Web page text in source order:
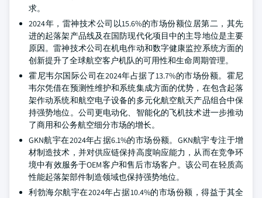
求。
2024年，雷神技术公司以15.6%的市场份额位居第二，其先
进的起落架产品线及在国防现代化项目中的主导地位是主要
原因。雷神技术公司在机电作动和数字健康监控系统方面的
创新提升了全球航空客户机队的可用性和生命周期管理。
霍尼韦尔国际公司在2024年占据了13.7%的市场份额。霍尼
韦尔凭借在预测性维护和系统集成方面的优势，在包含起落
架作动系统和航空电子设备的多元化航空航天产品组合中保
持强势地位。公司更电动化、智能化的飞机技术进一步推动
了商用和公务航空细分市场的增长。
GKN航宇在2024年占据6.1%的市场份额。GKN航宇专注于增
材制造技术，并对供应链保持高度响应能力，从而在竞争环
境中有效服务于OEM客户和售后市场客户。该公司在轻质高
性能起落架部件制造领域也保持强势地位。
利勃海尔航宇在2024年占据10.4%的市场份额，得益于其全